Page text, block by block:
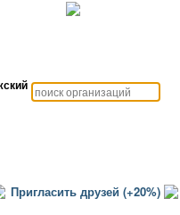
Пригласить друзей (+20%)